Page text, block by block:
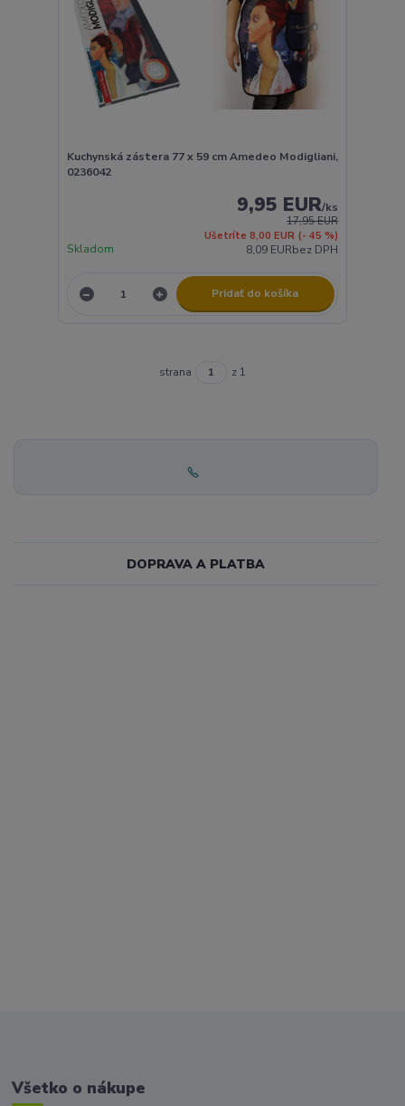
Kuchynská zástera 77 x 59 cm Amedeo Modigliani,
0236042
17,95 EUR
Ušetríte 8,00 EUR (- 45 %)
9,95 EUR/ks
8,09 EURbez DPH
Skladom
Pridať do košíka
strana z 1
DOPRAVA A PLATBA
Všetko o nákupe